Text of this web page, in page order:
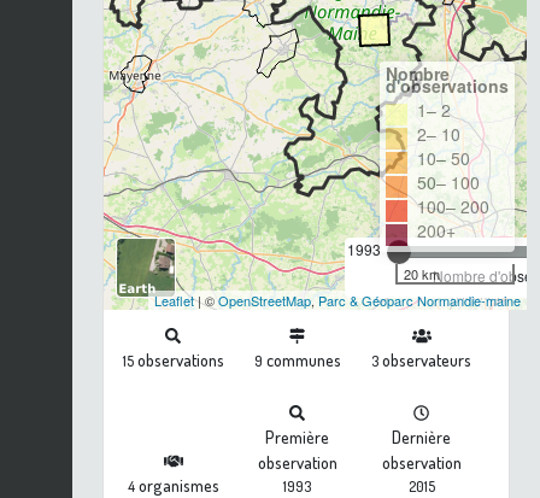
1993
Nombre
Nombre
d'observations
1– 2
2– 10
10– 50
50– 100
100– 200
200+
20 km
Leaflet| ©OpenStreetMap, Parc & Géoparc Normandie-maine
15 observations 9 communes 3observateurs
4organismes
Première
observation
1993
Dernière
observation
2015